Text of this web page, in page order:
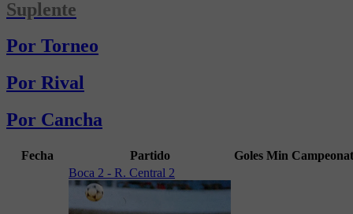
Suplente
Por Torneo
Por Rival
Por Cancha
Fecha Partido Goles Min
Boca 2 - R. Central 2